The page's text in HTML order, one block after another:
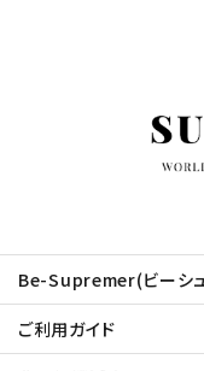
Be-Supremer(ビーシ
ご利用ガイド